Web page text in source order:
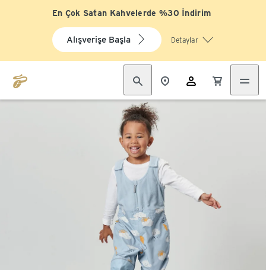
En Çok Satan Kahvelerde %30 İndirim
Alışverişe Başla Detaylar